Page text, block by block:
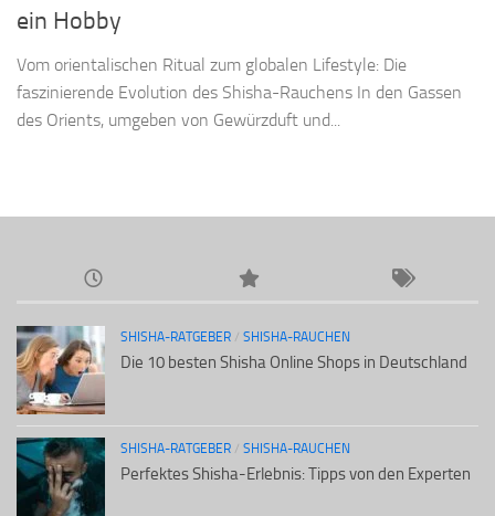
ein Hobby
Vom orientalischen Ritual zum globalen Lifestyle: Die
faszinierende Evolution des Shisha-Rauchens In den Gassen
des Orients, umgeben von Gewürzduft und...
SHISHA-RATGEBER / SHISHA-RAUCHEN
Die 10 besten Shisha Online Shops in Deutschland
SHISHA-RATGEBER / SHISHA-RAUCHEN
Perfektes Shisha-Erlebnis: Tipps von den Experten